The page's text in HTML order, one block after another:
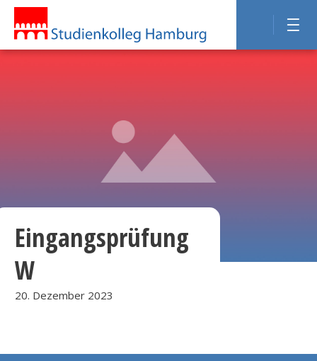
Eingangsprüfung
W
20. Dezember 2023